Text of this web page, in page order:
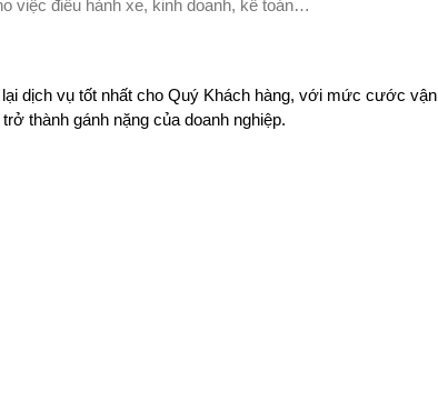
việc điều hành xe, kinh doanh, kế toán…
dịch vụ tốt nhất cho Quý Khách hàng, với mức cước vận
thành gánh nặng của doanh nghiệp.